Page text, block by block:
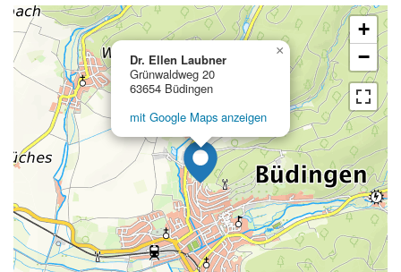
Dr. Ellen Laubner
Grünwaldweg 20
63654 Büdingen
mit Google Maps anzeigen
×
+
−